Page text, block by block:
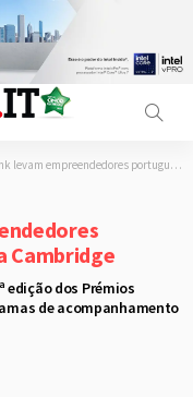
portugueses a Silicon Valley e a Cambridge
Cambridge
edição dos Prémios
de acompanhamento